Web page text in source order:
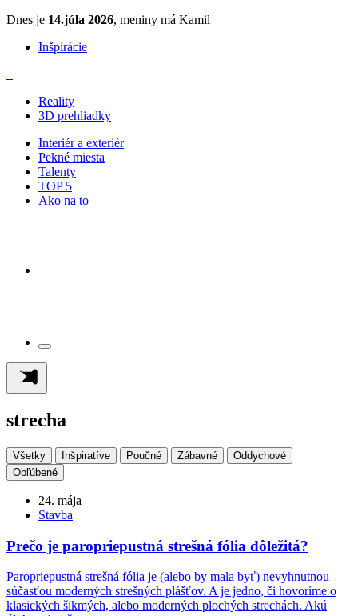
Dnes je 14.júla 2026, meniny má Kamil
Inšpirácie
Reality
3D prehliadky
Interiér a exteriér
Pekné miesta
Talenty
TOP 5
Ako na to
strecha
Všetky Inšpiratíve Poučné Zábavné
Oddychové
Obľúbené
24. mája
Stavba
Prečo je paropriepustná strešná fólia dôležitá?
Paropriepustná strešná fólia je (alebo by mala byť) nevyhnutnou
súčasťou moderných strešných plášťov. A je jedno, či hovoríme o
klasických šikmých, alebo moderných plochých strechách. Akú